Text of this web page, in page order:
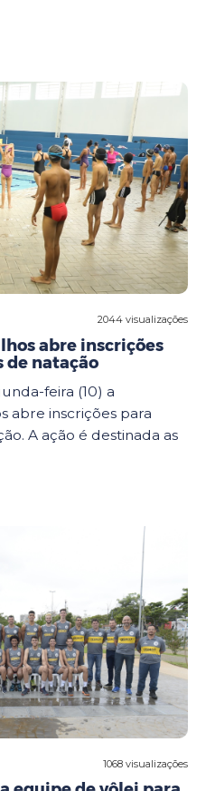
2044 visualizações
abre inscrições
de natação
feira (10) a
abre inscrições para
A ação é destinada as
1068 visualizações